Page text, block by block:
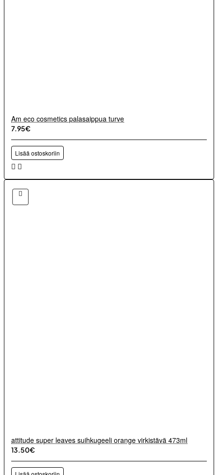
Am eco cosmetics palasaippua turve
7.95€
Lisää ostoskoriin
attitude super leaves suihkugeeli orange virkistävä 473ml
13.50€